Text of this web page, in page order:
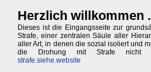
Herzlich willkommen
Dieses ist die Eingangsseite zur
Strafe, einer zentralen Säule aller
aller Art, in denen die sozial isoliert und
die Drohung mit Strafe nicht
strafe.siehe.website